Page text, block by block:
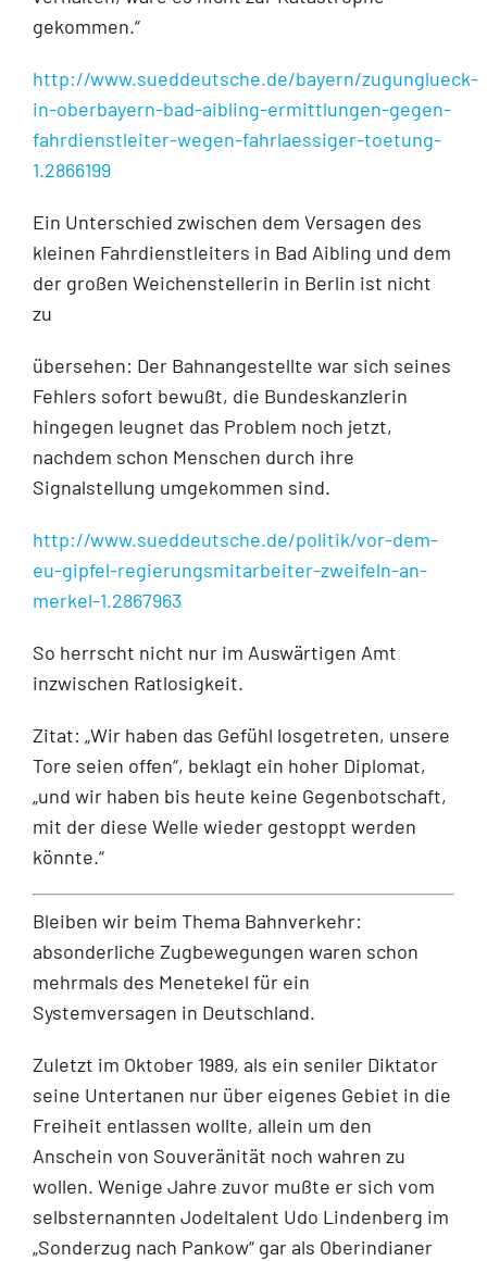
gekommen.“
http://www.sueddeutsche.de/bayern/zugunglueck-
in-oberbayern-bad-aibling-ermittlungen-gegen-
fahrdienstleiter-wegen-fahrlaessiger-toetung-
1.2866199
Ein Unterschied zwischen dem Versagen des
kleinen Fahrdienstleiters in Bad Aibling und dem
der großen Weichenstellerin in Berlin ist nicht
zu
übersehen: Der Bahnangestellte war sich seines
Fehlers sofort bewußt, die Bundeskanzlerin
hingegen leugnet das Problem noch jetzt,
nachdem schon Menschen durch ihre
Signalstellung umgekommen sind.
http://www.sueddeutsche.de/politik/vor-dem-
eu-gipfel-regierungsmitarbeiter-zweifeln-an-
merkel-1.2867963
So herrscht nicht nur im Auswärtigen Amt
inzwischen Ratlosigkeit.
Zitat: „Wir haben das Gefühl losgetreten, unsere
Tore seien offen“, beklagt ein hoher Diplomat,
„und wir haben bis heute keine Gegenbotschaft,
mit der diese Welle wieder gestoppt werden
könnte.“
Bleiben wir beim Thema Bahnverkehr:
absonderliche Zugbewegungen waren schon
mehrmals des Menetekel für ein
Systemversagen in Deutschland.
Zuletzt im Oktober 1989, als ein seniler Diktator
seine Untertanen nur über eigenes Gebiet in die
Freiheit entlassen wollte, allein um den
Anschein von Souveränität noch wahren zu
wollen. Wenige Jahre zuvor mußte er sich vom
selbsternannten Jodeltalent Udo Lindenberg im
„Sonderzug nach Pankow“ gar als Oberindianer